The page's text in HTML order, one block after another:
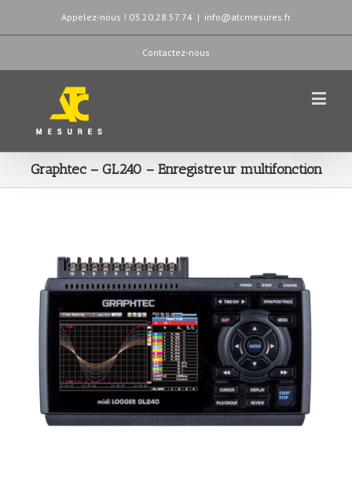
Appelez-nous ! 03.20.28.57.74 | info@atcmesures.fr
Contactez-nous
Graphtec – GL240 – Enregistreur multifonction